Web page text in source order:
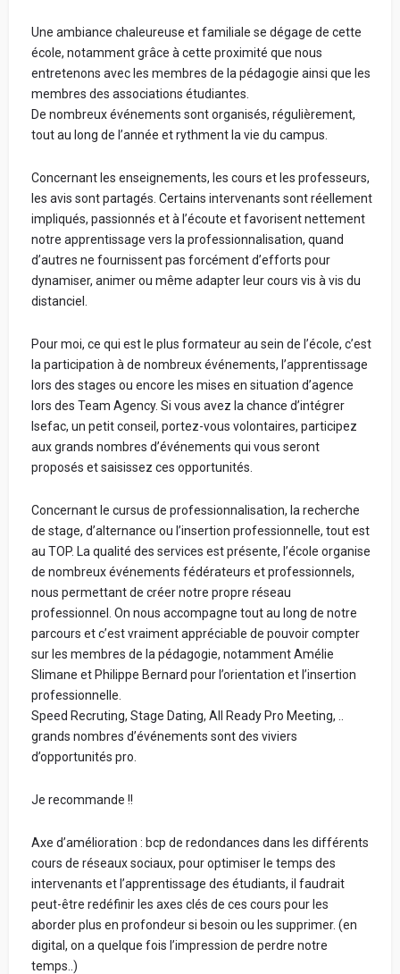
Une ambiance chaleureuse et familiale se dégage de cette
école, notamment grâce à cette proximité que nous
entretenons avec les membres de la pédagogie ainsi que les
membres des associations étudiantes.
De nombreux événements sont organisés, régulièrement,
tout au long de l’année et rythment la vie du campus.
Concernant les enseignements, les cours et les professeurs,
les avis sont partagés. Certains intervenants sont réellement
impliqués, passionnés et à l’écoute et favorisent nettement
notre apprentissage vers la professionnalisation, quand
d’autres ne fournissent pas forcément d’efforts pour
dynamiser, animer ou même adapter leur cours vis à vis du
distanciel.
Pour moi, ce qui est le plus formateur au sein de l’école, c’est
la participation à de nombreux événements, l’apprentissage
lors des stages ou encore les mises en situation d’agence
lors des Team Agency. Si vous avez la chance d’intégrer
Isefac, un petit conseil, portez-vous volontaires, participez
aux grands nombres d’événements qui vous seront
proposés et saisissez ces opportunités.
Concernant le cursus de professionnalisation, la recherche
de stage, d’alternance ou l’insertion professionnelle, tout est
au TOP. La qualité des services est présente, l’école organise
de nombreux événements fédérateurs et professionnels,
nous permettant de créer notre propre réseau
professionnel. On nous accompagne tout au long de notre
parcours et c’est vraiment appréciable de pouvoir compter
sur les membres de la pédagogie, notamment Amélie
Slimane et Philippe Bernard pour l’orientation et l’insertion
professionnelle.
Speed Recruting, Stage Dating, All Ready Pro Meeting, ..
grands nombres d’événements sont des viviers
d’opportunités pro.
Je recommande !!
Axe d’amélioration : bcp de redondances dans les différents
cours de réseaux sociaux, pour optimiser le temps des
intervenants et l’apprentissage des étudiants, il faudrait
peut-être redéfinir les axes clés de ces cours pour les
aborder plus en profondeur si besoin ou les supprimer. (en
digital, on a quelque fois l’impression de perdre notre
temps..)